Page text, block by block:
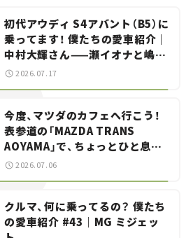
初代アウディ S4アバント（B5）に
乗ってます！ 僕たちの愛車紹介｜
中村大輝さん——瀬イオナと嶋田
智之の「クルマでざっくばらんば
らん！」＃20
2026.07.17
今度、マツダのカフェへ行こう！
表参道の「MAZDA TRANS
AOYAMA」で、ちょっとひと息。
——連載｜CCGとクルマでどうす
2026.07.06
クルマ、何に乗ってるの？ 僕たち
の愛車紹介 #43｜MG ミジェッ